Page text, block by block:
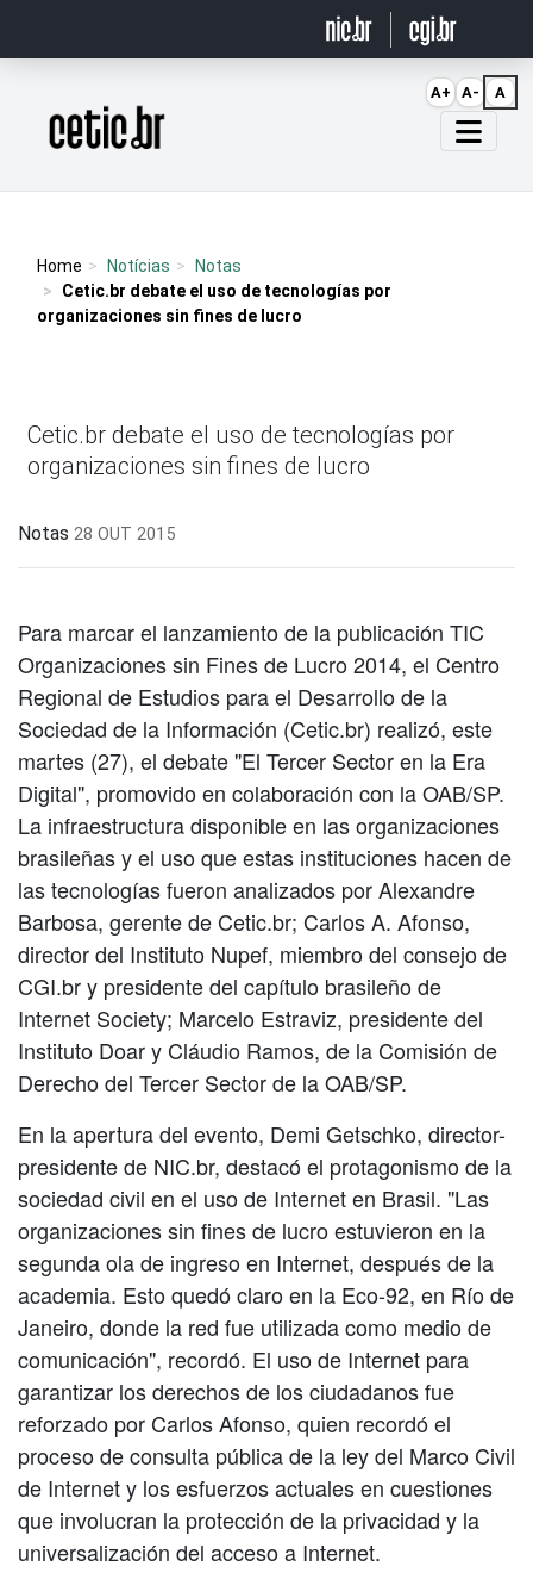
Página inicial
Home Notícias
Notas
Cetic.br debate el uso de tecnologías por
organizaciones sin fines de lucro
Cetic.br debate el uso de tecnologías por
organizaciones sin fines de lucro
Notas 28 OUT 2015
Para marcar el lanzamiento de la publicación TIC
Organizaciones sin Fines de Lucro 2014, el Centro
Regional de Estudios para el Desarrollo de la
Sociedad de la Información (Cetic.br) realizó, este
martes (27), el debate "El Tercer Sector en la Era
Digital", promovido en colaboración con la OAB/SP.
La infraestructura disponible en las organizaciones
brasileñas y el uso que estas instituciones hacen de
las tecnologías fueron analizados por Alexandre
Barbosa, gerente de Cetic.br; Carlos A. Afonso,
director del Instituto Nupef, miembro del consejo de
CGI.br y presidente del capítulo brasileño de
Internet Society; Marcelo Estraviz, presidente del
Instituto Doar y Cláudio Ramos, de la Comisión de
Derecho del Tercer Sector de la OAB/SP.
En la apertura del evento, Demi Getschko, director-
presidente de NIC.br, destacó el protagonismo de la
sociedad civil en el uso de Internet en Brasil. "Las
organizaciones sin fines de lucro estuvieron en la
segunda ola de ingreso en Internet, después de la
academia. Esto quedó claro en la Eco-92, en Río de
Janeiro, donde la red fue utilizada como medio de
comunicación", recordó. El uso de Internet para
garantizar los derechos de los ciudadanos fue
reforzado por Carlos Afonso, quien recordó el
proceso de consulta pública de la ley del Marco Civil
de Internet y los esfuerzos actuales en cuestiones
que involucran la protección de la privacidad y la
universalización del acceso a Internet.
A+ A- A